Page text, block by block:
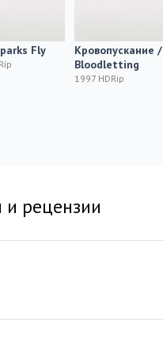
Fly
Кровопускание /
Bloodletting
1997 HDRip
рецензии